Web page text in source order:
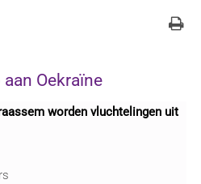
Oekraïne
worden vluchtelingen uit